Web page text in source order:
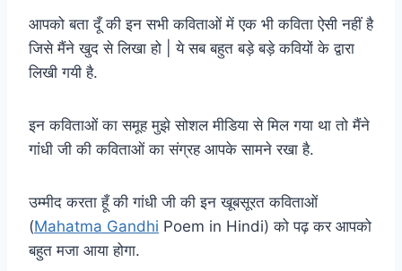
आपको बता दूँ की इन सभी कविताओं में एक भी कविता ऐसी नहीं है
जिसे मैंने खुद से लिखा हो | ये सब बहुत बड़े बड़े कवियों के द्वारा
लिखी गयी है.
इन कविताओं का समूह मुझे सोशल मीडिया से मिल गया था तो मैंने
गांधी जी की कविताओं का संग्रह आपके सामने रखा है.
उम्मीद करता हूँ की गांधी जी की इन खूबसूरत कविताओं
(Mahatma Gandhi Poem in Hindi) को पढ़ कर आपको
बहुत मजा आया होगा.